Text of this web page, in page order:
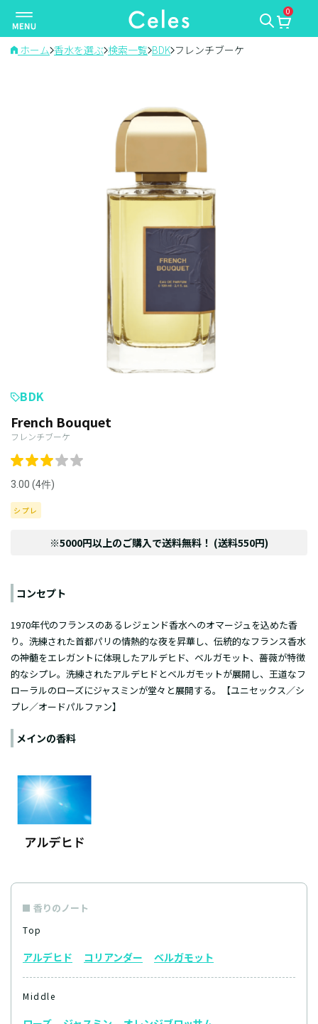
ナ
ビ
ゲ
0
ホーム 香水を選ぶ 検索一覧 BDK フレンチブーケ
BDK
French Bouquet
フレンチブーケ
3.00 (4件)
シプレ
※5000円以上のご購入で送料無料！ (送料550円)
コンセプト
1970年代のフランスのあるレジェンド香水へのオマージュを込めた香
り。洗練された首都パリの情熱的な夜を昇華し、伝統的なフランス香水
の神髄をエレガントに体現したアルデヒド、ベルガモット、薔薇が特徴
的なシプレ。洗練されたアルデヒドとベルガモットが展開し、王道なフ
ローラルのローズにジャスミンが堂々と展開する。【ユニセックス／シ
プレ／オードパルファン】
メインの香料
香りのノート
Top
アルデヒド コリアンダー ベルガモット
Middle